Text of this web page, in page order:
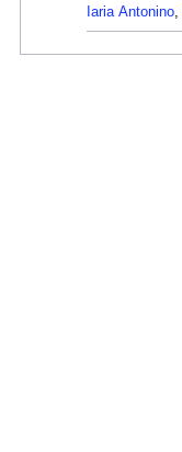
Iaria Antonino